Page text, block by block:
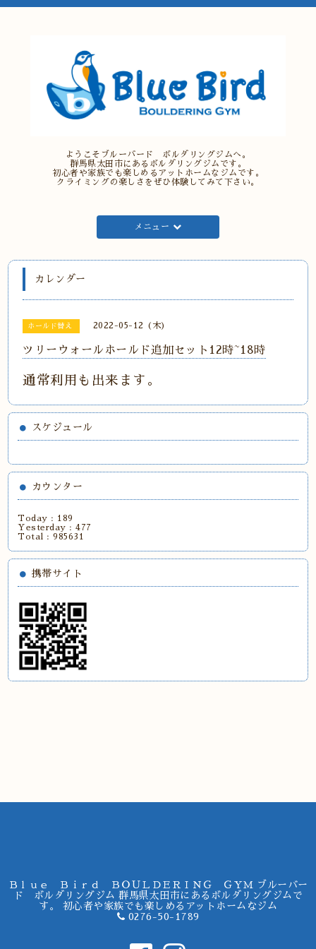
ようこそブルーバード ボルダリングジムへ。
群馬県太田市にあるボルダリングジムです。
初心者や家族でも楽しめるアットホームなジムです。
クライミングの楽しさをぜひ体験してみて下さい。
メニュー
カレンダー
ホールド替え 2022-05-12 (木)
ツリーウォールホールド追加セット12時~18時
通常利用も出来ます。
スケジュール
カウンター
Today : 189
Yesterday :477
Total :985631
携帯サイト
Ｂｌｕｅ Ｂｉｒｄ ＢＯＵＬＤＥＲＩＮＧ ＧＹＭ ブルーバー
ド ボルダリングジム 群馬県太田市にあるボルダリングジムで
す。 初心者や家族でも楽しめるアットホームなジム
0276-50-1789